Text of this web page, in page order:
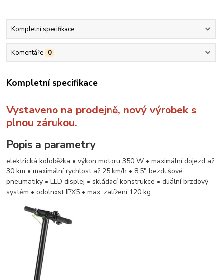
Kompletní specifikace
Komentáře 0
Kompletní specifikace
Vystaveno na prodejně, nový výrobek s
plnou zárukou.
Popis a parametry
elektrická koloběžka • výkon motoru 350 W • maximální dojezd až
30 km • maximální rychlost až 25 km/h • 8,5" bezdušové
pneumatiky • LED displej • skládací konstrukce • duální brzdový
systém • odolnost IPX5 • max. zatížení 120 kg